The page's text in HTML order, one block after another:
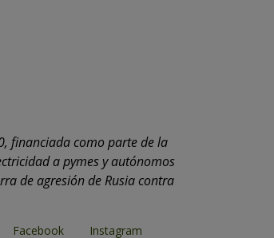
financiada como parte de la
a pymes y autónomos
de agresión de Rusia contra
Facebook Instagram